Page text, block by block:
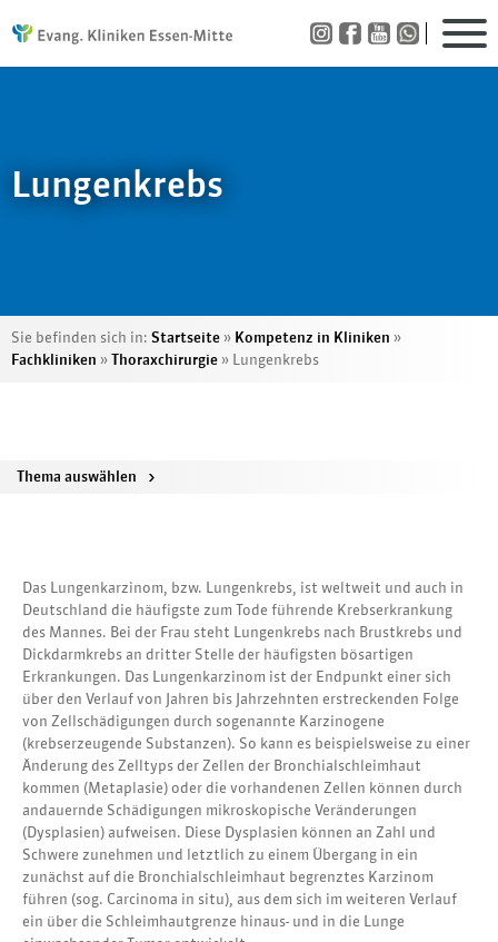
Lungenkrebs
Sie befinden sich in: Startseite » Kompetenz in Kliniken »
Fachkliniken » Thoraxchirurgie » Lungenkrebs
Thema auswählen >
Das Lungenkarzinom, bzw. Lungenkrebs, ist weltweit und auch in
Deutschland die häufigste zum Tode führende Krebserkrankung
des Mannes. Bei der Frau steht Lungenkrebs nach Brustkrebs und
Dickdarmkrebs an dritter Stelle der häufigsten bösartigen
Erkrankungen. Das Lungenkarzinom ist der Endpunkt einer sich
über den Verlauf von Jahren bis Jahrzehnten erstreckenden Folge
von Zellschädigungen durch sogenannte Karzinogene
(krebserzeugende Substanzen). So kann es beispielsweise zu einer
Änderung des Zelltyps der Zellen der Bronchialschleimhaut
kommen (Metaplasie) oder die vorhandenen Zellen können durch
andauernde Schädigungen mikroskopische Veränderungen
(Dysplasien) aufweisen. Diese Dysplasien können an Zahl und
Schwere zunehmen und letztlich zu einem Übergang in ein
zunächst auf die Bronchialschleimhaut begrenztes Karzinom
führen (sog. Carcinoma in situ), aus dem sich im weiteren Verlauf
ein über die Schleimhautgrenze hinaus- und in die Lunge